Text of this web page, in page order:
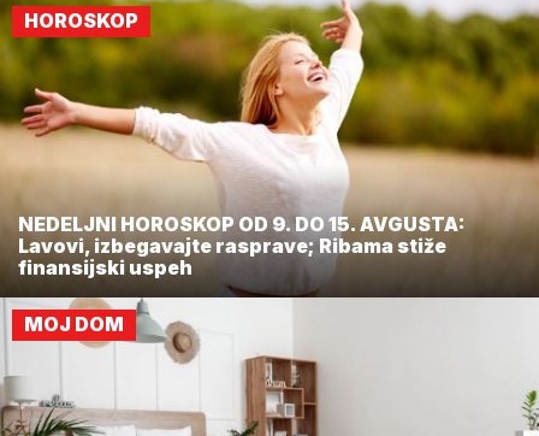
HOROSKOP
NEDELJNI HOROSKOP OD 9. DO 15. AVGUSTA:
Lavovi, izbegavajte rasprave; Ribama stiže
finansijski uspeh
MOJ DOM